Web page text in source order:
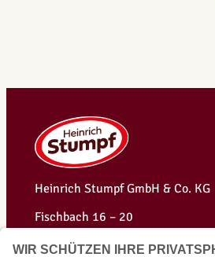
Heinrich Stumpf GmbH & Co. KG
Fischbach 16 – 20
D-35418 Großen-Buseck